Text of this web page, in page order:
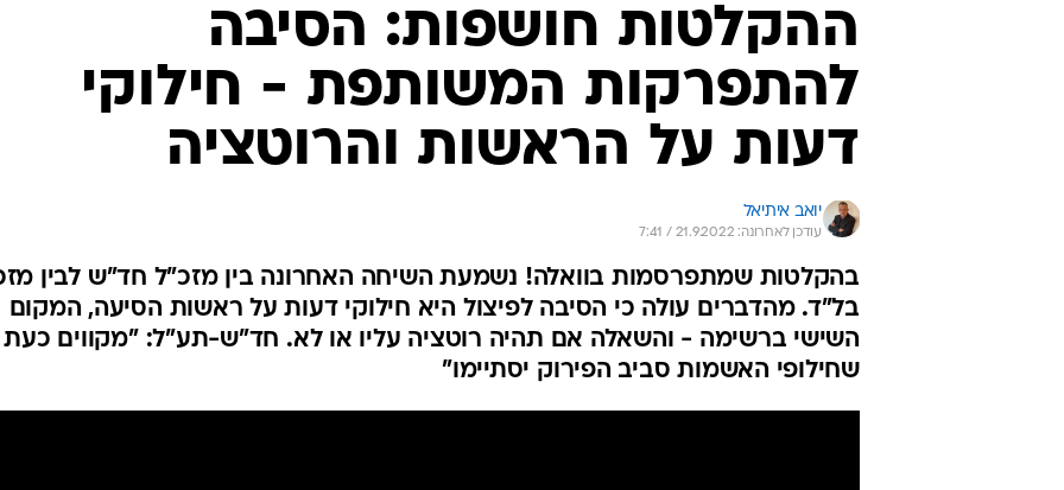
ההקלטות חושפות: הסיבה
להתפרקות המשותפת - חילוקי
דעות על הראשות והרוטציה
יואב איתיאל
עודכן לאחרונה: 21.9.2022 / 7:41
בהקלטות שמתפרסמות בוואלה! נשמעת השיחה האחרונה בין מזכ"ל חד"ש לבין
בל"ד. מהדברים עולה כי הסיבה לפיצול היא חילוקי דעות על ראשות הסיעה, המקום
השישי ברשימה - והשאלה אם תהיה רוטציה עליו או לא. חד"ש-תע"ל: "מקווים כעת
שחילופי האשמות סביב הפירוק יסתיימו"